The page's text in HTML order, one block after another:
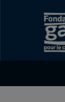
Go to content